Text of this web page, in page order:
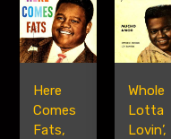
Here
Comes
Fats,
Whole
Lotta
Lovin’,